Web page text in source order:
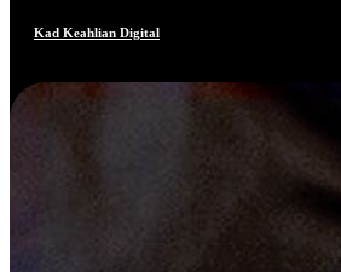
Kad Keahlian Digital